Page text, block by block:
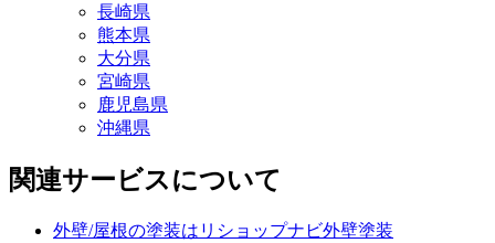
長崎県
熊本県
大分県
宮崎県
鹿児島県
沖縄県
関連サービスについて
外壁/屋根の塗装はリショップナビ外壁塗装